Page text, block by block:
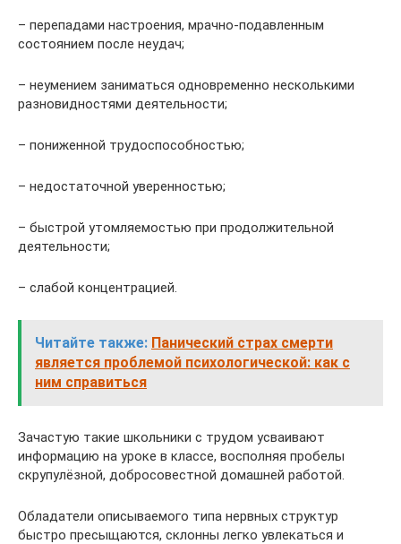
– перепадами настроения, мрачно-подавленным
состоянием после неудач;
– неумением заниматься одновременно несколькими
разновидностями деятельности;
– пониженной трудоспособностью;
– недостаточной уверенностью;
– быстрой утомляемостью при продолжительной
деятельности;
– слабой концентрацией.
Читайте также: Панический страх смерти
является проблемой психологической: как с
ним справиться
Зачастую такие школьники с трудом усваивают
информацию на уроке в классе, восполняя пробелы
скрупулёзной, добросовестной домашней работой.
Обладатели описываемого типа нервных структур
быстро пресыщаются, склонны легко увлекаться и